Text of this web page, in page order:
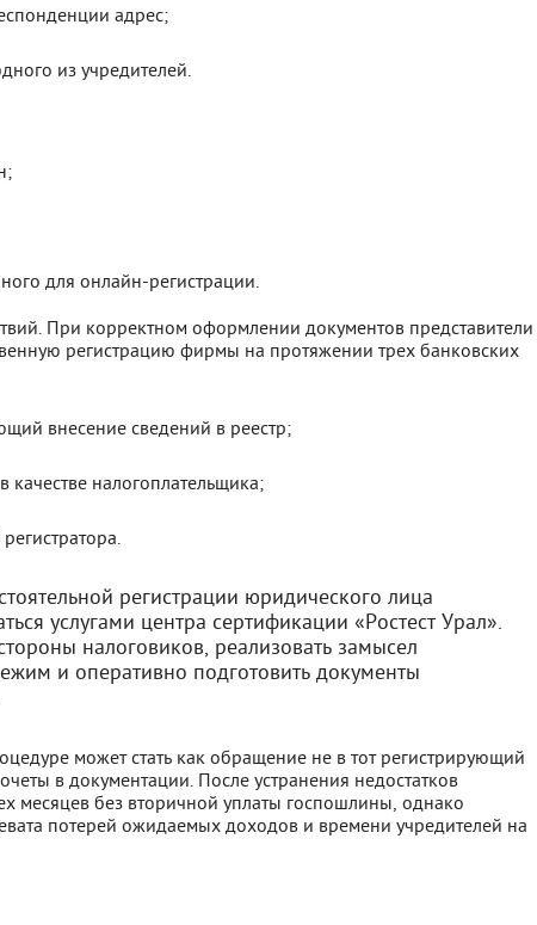
адрес;
из учредителей.
для онлайн-регистрации.
При корректном оформлении документов представители
регистрацию фирмы на протяжении трех банковских
внесение сведений в реестр;
качестве налогоплательщика;
регистрации юридического лица
услугами центра сертификации «Ростест Урал».
налоговиков, реализовать замысел
и оперативно подготовить документы
может стать как обращение не в тот регистрирующий
в документации. После устранения недостатков
месяцев без вторичной уплаты госпошлины, однако
потерей ожидаемых доходов и времени учредителей на